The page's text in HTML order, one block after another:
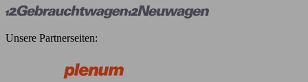
Unsere Partnerseiten: